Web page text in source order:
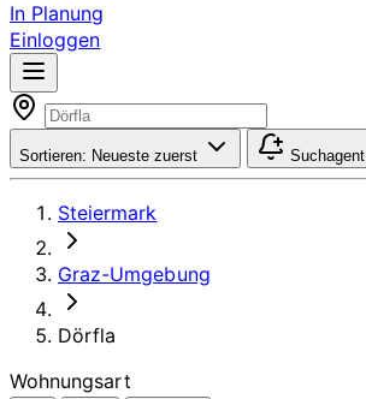
In Planung
Einloggen
Sortieren: Neueste zuerst Suchagent
Steiermark
Graz-Umgebung
Dörfla
Wohnungsart